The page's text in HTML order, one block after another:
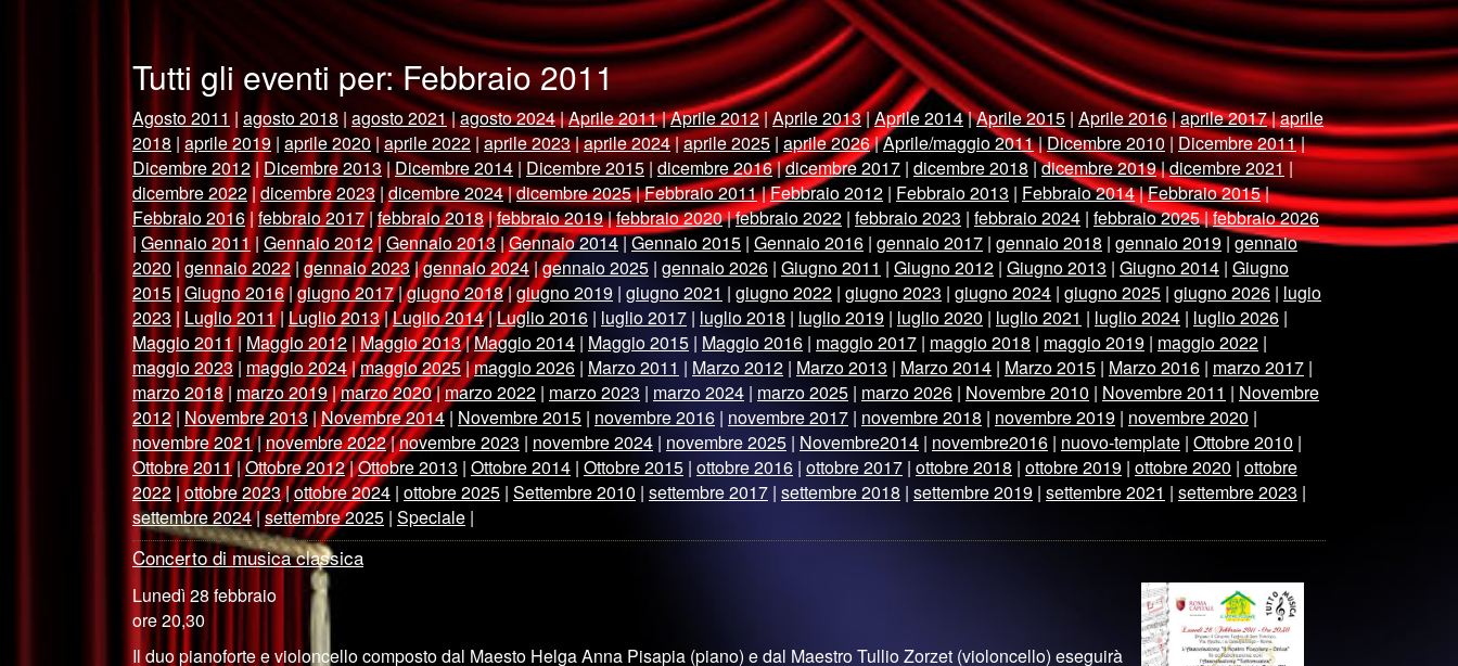
Tutti gli eventi per: Febbraio 2011
Agosto 2011 | agosto 2018|agosto 2021|agosto 2024|Aprile 2011|Aprile 2012|Aprile 2013|Aprile 2014|Aprile 2015|Aprile 2016|aprile 2017|aprile
2018 | aprile 2019 | aprile 2020|aprile 2022|aprile 2023|aprile 2024|aprile 2025|aprile 2026|Aprile/maggio 2011|Dicembre 2010|Dicembre 2011|
Dicembre 2012| Dicembre 2013|Dicembre 2014 |Dicembre 2015|dicembre 2016|dicembre 2017 | dicembre 2018|dicembre 2019|dicembre 2021 |
dicembre 2022|dicembre 2023|dicembre 2024|dicembre 2025|Febbraio 2011|Febbraio 2012 | Febbraio 2013 | Febbraio 2014|Febbraio 2015|
Febbraio 2016|febbraio 2017|febbraio 2018|febbraio 2019|febbraio 2020|febbraio 2022 | febbraio 2023 | febbraio 2024 | febbraio 2025|febbraio 2026
| Gennaio 2011| Gennaio 2012|Gennaio 2013|Gennaio 2014|Gennaio 2015 | Gennaio 2016 | gennaio 2017 | gennaio 2018 | gennaio 2019 | gennaio
2020 |gennaio 2022|gennaio 2023|gennaio 2024|gennaio 2025 | gennaio 2026 | Giugno 2011 | Giugno 2012 | Giugno 2013 | Giugno 2014 | Giugno
2015 |Giugno 2016|giugno 2017|giugno 2018|giugno 2019 | giugno 2021 | giugno 2022 | giugno 2023 | giugno 2024 | giugno 2025 | giugno 2026 | lugio
2023 |Luglio 2011|Luglio 2013|Luglio 2014|Luglio 2016 | luglio 2017 | luglio 2018 | luglio 2019 | luglio 2020 | luglio 2021 | luglio 2024 | luglio 2026 |
Maggio 2011|Maggio 2012|Maggio 2013|Maggio 2014 | Maggio 2015 | Maggio 2016 | maggio 2017 | maggio 2018 | maggio 2019 | maggio 2022 |
maggio 2023|maggio 2024|maggio 2025|maggio 2026 | Marzo 2011 | Marzo 2012 | Marzo 2013 | Marzo 2014 | Marzo 2015 | Marzo 2016 | marzo 2017 |
marzo 2018|marzo 2019|marzo 2020|marzo 2022 | marzo 2023 | marzo 2024 | marzo 2025 | marzo 2026 | Novembre 2010 | Novembre 2011 | Novembre
2012| Novembre 2013|Novembre 2014| Novembre 2015 | novembre 2016 | novembre 2017 | novembre 2018 | novembre 2019 | novembre 2020 |
novembre 2021|novembre 2022|novembre 2023 | novembre 2024 | novembre 2025 | Novembre2014 | novembre2016 | nuovo-template | Ottobre 2010 |
Ottobre 2011|Ottobre 2012|Ottobre 2013 | Ottobre 2014 | Ottobre 2015 | ottobre 2016 | ottobre 2017 | ottobre 2018 | ottobre 2019 | ottobre 2020 | ottobre
2022 | ottobre 2023|ottobre 2024 | ottobre 2025 | Settembre 2010 | settembre 2017 | settembre 2018 | settembre 2019 | settembre 2021 | settembre 2023 |
settembre 2024|settembre 2025 | Speciale |
Concerto di musica classica
Lunedì 28 febbraio
ore 20,30
Il duo pianoforte e violoncello composto dal Maesto Helga Anna Pisapia (piano) e dal Maestro Tullio Zorzet (violoncello) eseguirà